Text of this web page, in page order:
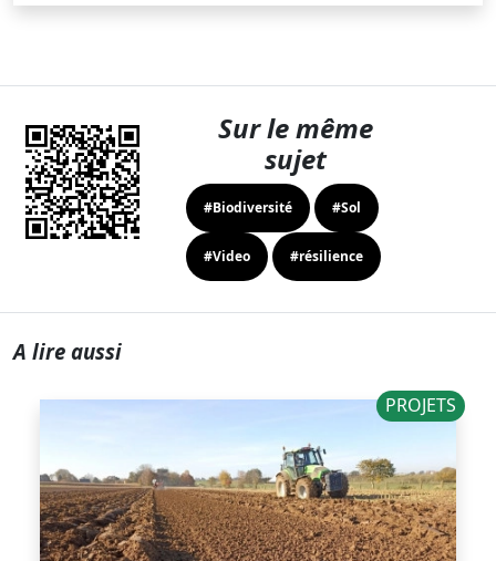
Sur le même
sujet
#Biodiversité #Sol
#Video #résilience
A lire aussi
PROJETS